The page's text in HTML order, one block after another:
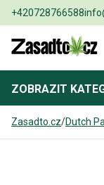
+420728766588
ZOBRAZIT
Zasadto.cz/Dutch